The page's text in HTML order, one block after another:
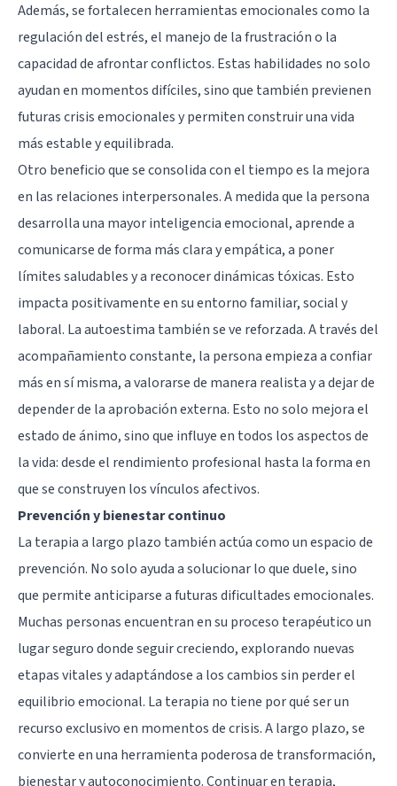
Además, se fortalecen herramientas emocionales como la
regulación del estrés, el manejo de la frustración o la
capacidad de afrontar conflictos. Estas habilidades no solo
ayudan en momentos difíciles, sino que también previenen
futuras crisis emocionales y permiten construir una vida
más estable y equilibrada.
Otro beneficio que se consolida con el tiempo es la mejora
en las relaciones interpersonales. A medida que la persona
desarrolla una mayor inteligencia emocional, aprende a
comunicarse de forma más clara y empática, a poner
límites saludables y a reconocer dinámicas tóxicas. Esto
impacta positivamente en su entorno familiar, social y
laboral. La autoestima también se ve reforzada. A través del
acompañamiento constante, la persona empieza a confiar
más en sí misma, a valorarse de manera realista y a dejar de
depender de la aprobación externa. Esto no solo mejora el
estado de ánimo, sino que influye en todos los aspectos de
la vida: desde el rendimiento profesional hasta la forma en
que se construyen los vínculos afectivos.
Prevención y bienestar continuo
La terapia a largo plazo también actúa como un espacio de
prevención. No solo ayuda a solucionar lo que duele, sino
que permite anticiparse a futuras dificultades emocionales.
Muchas personas encuentran en su proceso terapéutico un
lugar seguro donde seguir creciendo, explorando nuevas
etapas vitales y adaptándose a los cambios sin perder el
equilibrio emocional. La terapia no tiene por qué ser un
recurso exclusivo en momentos de crisis. A largo plazo, se
convierte en una herramienta poderosa de transformación,
bienestar y autoconocimiento. Continuar en terapia,